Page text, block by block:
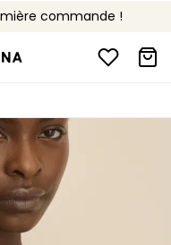
commande !
de CHF 150